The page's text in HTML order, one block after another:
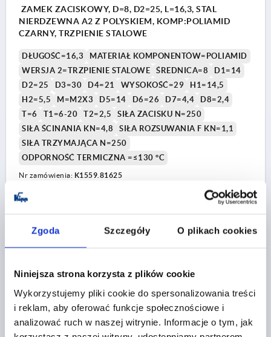
Zgoda Szczegóły O plikach cookies
Niniejsza strona korzysta z plików cookie
Wykorzystujemy pliki cookie do spersonalizowania treści
i reklam, aby oferować funkcje społecznościowe i
analizować ruch w naszej witrynie. Informacje o tym, jak
ZAMEK ZACISKOWY, D=8, D2=25, L=16,3, STAL
NIERDZEWNA A2 Z POLYSKIEM, KOMP:POLIAMID
CZARNY, TRZPIENIE STALOWE
DŁUGOŚĆ=16,3
MATERIAŁ KOMPONENTÓW=POLIAMID
WERSJA 2=TRZPIENIE STALOWE
ŚREDNICA=8
D1=14
D2=25
D3=30 D4=21 WYSOKOŚĆ=29
H1=14,5
H2=5,5
M=M2X3 D5=14 D6=26 D7=4,4
D8=2,4
T=6
T1=6-20 T2=2,5
SIŁA ZACISKU N=250
SIŁA ŚCINANIA KN=4,8
SIŁA ROZSUWANIA F KN=1,1
SIŁA TRZYMAJĄCA N=250
ODPORNOŚĆ TERMICZNA =≤130 °C
Nr zamówienia: K1559.81625
300,87 PLN